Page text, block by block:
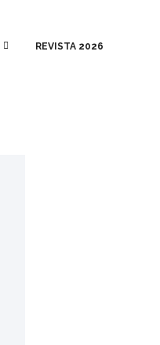
REVISTA 2026